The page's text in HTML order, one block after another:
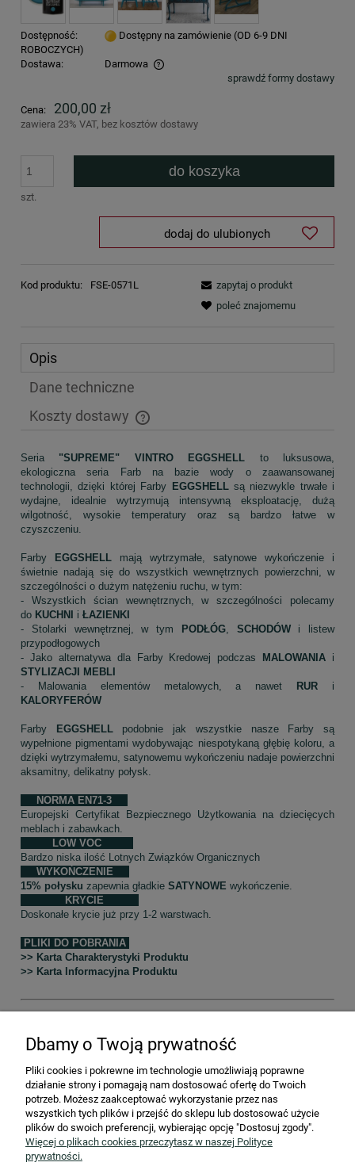
Dostępność:
Dostępny na zamówienie (OD 6-9 DNI
ROBOCZYCH)
Dostawa:
Darmowa
Cena nie zawiera ewentualnych kosztów płatnościsprawdź formy dostawy
Cena: 200,00 zł
zawiera 23% VAT, bez kosztów dostawy
szt.
do koszyka
dodaj do ulubionych
Kod produktu: FSE-0571L
zapytaj o produkt
poleć znajomemu
Opis
Dane techniczne
Koszty dostawy
Cena nie zawiera ewentualnych kosztów płatności
Seria "SUPREME" VINTRO EGGSHELL to luksusowa,
ekologiczna seria Farb na bazie wody o zaawansowanej
technologii, dzięki której Farby EGGSHELLsą niezwykle trwałe i
wydajne, idealnie wytrzymują intensywną eksploatację, dużą
wilgotność, wysokie temperatury oraz są bardzo łatwe w
czyszczeniu.
Farby EGGSHELL mają wytrzymałe, satynowe wykończenie i
świetnie nadają się do wszystkich wewnętrznych powierzchni, w
szczególności o dużym natężeniu ruchu, w tym:
- Wszystkich ścian wewnętrznych, w szczególności polecamy
do KUCHNI i ŁAZIENKI
- Stolarki wewnętrznej, w tym
PODŁÓG, SCHODÓWi listew
przypodłogowych
- Jako alternatywa dla Farby Kredowej podczas MALOWANIA i
STYLIZACJI MEBLI
- Malowania elementów metalowych, a nawet
RUR i
KALORYFERÓW
Farby EGGSHELLpodobnie jak wszystkie nasze Farby są
wypełnione pigmentami wydobywając niespotykaną głębię koloru, a
dzięki wytrzymałemu, satynowemu wykończeniu nadaje powierzchni
aksamitny, delikatny połysk.
NORMA EN71-3
Europejski Certyfikat Bezpiecznego Użytkowania na dziecięcych
meblach i zabawkach.
LOW VOC
Bardzo niska ilość Lotnych Związków Organicznych
WYKOŃCZENIE
15% połysku zapewnia gładkie SATYNOWE wykończenie.
KRYCIE
Doskonałe krycie już przy 1-2 warstwach.
PLIKI DO POBRANIA
>> Karta Charakterystyki Produktu
>> Karta Informacyjna Produktu
Producent odpowiedzialny -Vintro Paint Limited 707c Street 3
Thorp Arch Estate Wetherby West Yorkshire LS23 7FF United
Kingdom,sales@vintro.co.uk
Osoba odpowiedzialna w UE - SToGlarnia Anna Franik, ul. Wajdy
1, 42-600 Tarnowskie Góry,kontakt@vintro.pl
Importer -SToGlarnia Anna Franik ul. Wajdy 1, 42-600 Tarnowskie
Góry,kontakt@vintro.pl
Dbamy o Twoją prywatność
Pliki cookies i pokrewne im technologie umożliwiają poprawne
działanie strony i pomagają nam dostosować ofertę do Twoich
potrzeb. Możesz zaakceptować wykorzystanie przez nas
wszystkich tych plików i przejść do sklepu lub dostosować użycie
plików do swoich preferencji, wybierając opcję "Dostosuj zgody".
Więcej o plikach cookies przeczytasz w naszej Polityce
prywatności.